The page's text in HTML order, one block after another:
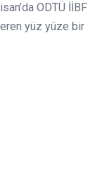
ODTÜ İİBF
yüz yüze bir